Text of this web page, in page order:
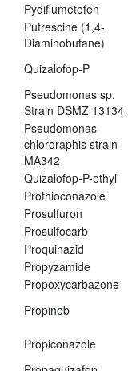
Pydiflumetofen
Putrescine (1,4-
Diaminobutane)
Quizalofop-P
Pseudomonas sp.
Strain DSMZ 13134
Pseudomonas
chlororaphis strain
MA342
Quizalofop-P-ethyl
Prothioconazole
Prosulfuron
Prosulfocarb
Proquinazid
Propyzamide
Propoxycarbazone
Propineb
Propiconazole